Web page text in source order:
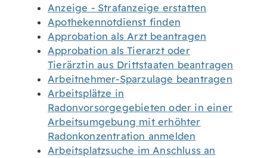
Anzeige - Strafanzeige erstatten
Apothekennotdienst finden
Approbation als Arzt beantragen
Approbation als Tierarzt oder
Tierärztin aus Drittstaaten beantragen
Arbeitnehmer-Sparzulage beantragen
Arbeitsplätze in
Radonvorsorgegebieten oder in einer
Arbeitsumgebung mit erhöhter
Radonkonzentration anmelden
Arbeitsplatzsuche im Anschluss an